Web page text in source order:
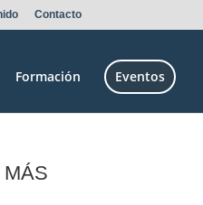
Contacto
Formación Eventos